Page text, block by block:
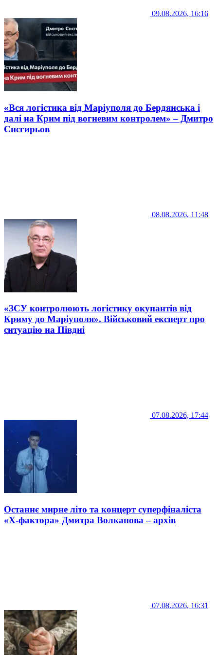
09.08.2026, 16:16
«Вся логістика від Маріуполя до Бердянська і
далі на Крим під вогневим контролем» – Дмитро
Снєгирьов
08.08.2026, 11:48
«ЗСУ контролюють логістику окупантів від
Криму до Маріуполя». Військовий експерт про
ситуацію на Півдні
07.08.2026, 17:44
Останнє мирне літо та концерт суперфіналіста
«Х-фактора» Дмитра Волканова – архів
07.08.2026, 16:31